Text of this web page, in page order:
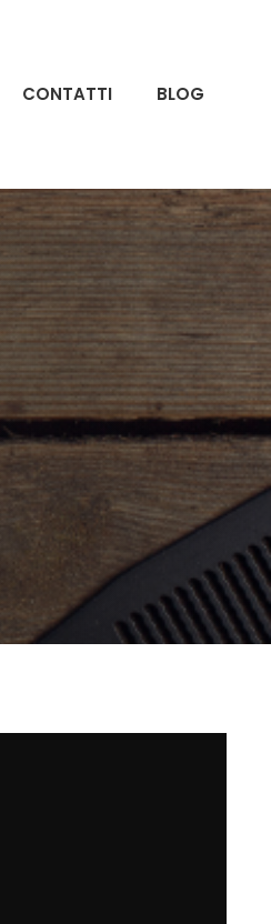
CONTATTI BLOG